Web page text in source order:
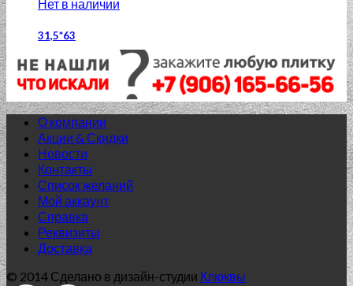
Нет в наличии
31,5*63
Плитка 31,5*63 МАЙОРКА СЕРЫЙ
Добавить в список желаний
Нет в наличии
О компании
Акции & Скидки
Новости
Контакты
Список желаний
Мой аккаунт
Справка
Реквизиты
Доставка
© 2014 Сделано в дизайн-студии Клюквы